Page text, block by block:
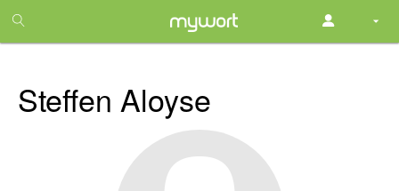
month
free
Steffen Aloyse